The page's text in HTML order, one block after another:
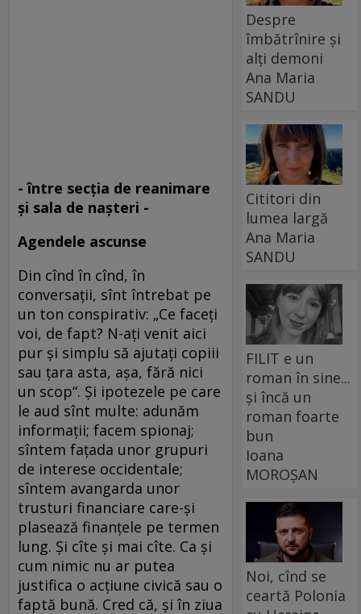
- între secția de reanimare
și sala de nașteri -
Agendele ascunse
Din cînd în cînd, în
conversaţii, sînt întrebat pe
un ton conspirativ: „Ce faceţi
voi, de fapt? N-aţi venit aici
pur şi simplu să ajutaţi copiii
sau ţara asta, aşa, fără nici
un scop“. Şi ipotezele pe care
le aud sînt multe: adunăm
informaţii; facem spionaj;
sîntem faţada unor grupuri
de interese occidentale;
sîntem avangarda unor
trusturi financiare care-şi
plasează finanţele pe termen
lung. Şi cîte şi mai cîte. Ca şi
cum nimic nu ar putea
justifica o acţiune civică sau o
faptă bună. Cred că, şi în ziua
Despre
îmbătrînire și
alți demoni
Ana Maria
SANDU
Cititori din
lumea largă
Ana Maria
SANDU
FILIT e un
roman în sine...
și încă un
roman foarte
bun
Ioana
MOROȘAN
Noi, cînd se
ceartă Polonia